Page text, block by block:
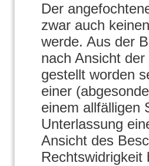
Der
zwar auch
werde. Aus der
nach Ansicht
gestellt worden
einer
einem allfälligen
Unterlassung
Ansicht des
Rechtswidrigkeit